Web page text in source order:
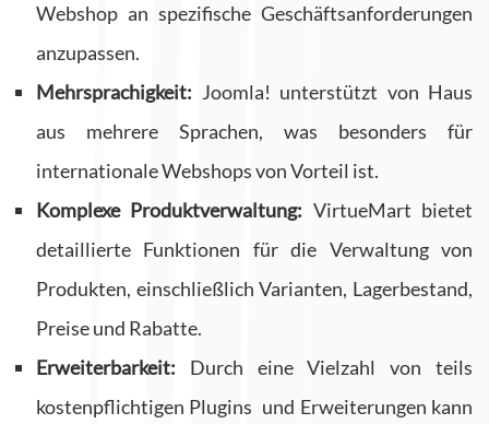
Webshop an spezifische Geschäftsanforderungen
anzupassen.
Mehrsprachigkeit: Joomla! unterstützt von Haus
aus mehrere Sprachen, was besonders für
internationale Webshops von Vorteil ist.
Komplexe Produktverwaltung: VirtueMart bietet
detaillierte Funktionen für die Verwaltung von
Produkten, einschließlich Varianten, Lagerbestand,
Preise und Rabatte.
Erweiterbarkeit: Durch eine Vielzahl von teils
kostenpflichtigen Plugins und Erweiterungen kann